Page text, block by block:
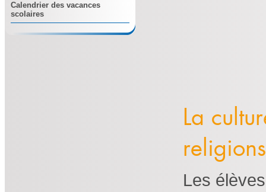
Calendrier des vacances
scolaires
La
religions
Les